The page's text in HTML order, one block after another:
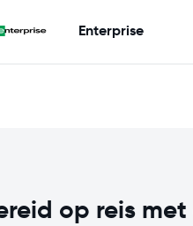
Enterprise
op reis